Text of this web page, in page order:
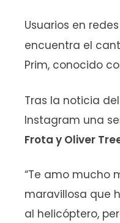
Usuarios en
encuentra el
Prim, conocido
Tras la noticia
Instagram una
Frota y Oliver
“Te amo mucho
maravillosa que
al helicóptero,